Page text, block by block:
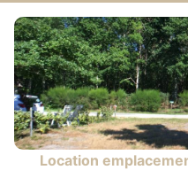
Location